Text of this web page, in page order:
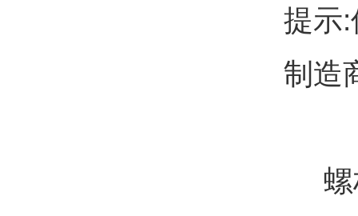
提示
制造
螺